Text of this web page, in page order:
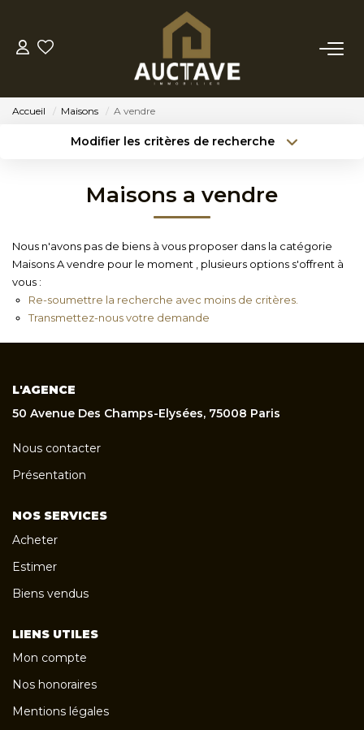
ACHETER
NOTRE PHILOSOPHIE
CONTACT
Accueil Maisons A vendre
Modifier les critères de recherche
Type de bien
Budget max Référence
Maisons a vendre
Nous n'avons pas de biens à vous proposer dans la catégorie
Maisons A vendre pour le moment , plusieurs options s'offrent à
vous :
Re-soumettre la recherche avec moins de critères.
Transmettez-nous votre demande
L'AGENCE
50 Avenue Des Champs-Elysées, 75008 Paris
Nous contacter
Présentation
NOS SERVICES
Acheter
Estimer
Biens vendus
LIENS UTILES
Mon compte
Nos honoraires
Mentions légales